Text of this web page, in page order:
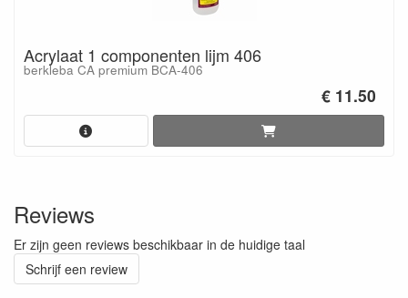
Acrylaat 1 componenten lijm 406
berkleba CA premium BCA-406
€ 11.50
Reviews
Er zijn geen reviews beschikbaar in de huidige taal
Schrijf een review